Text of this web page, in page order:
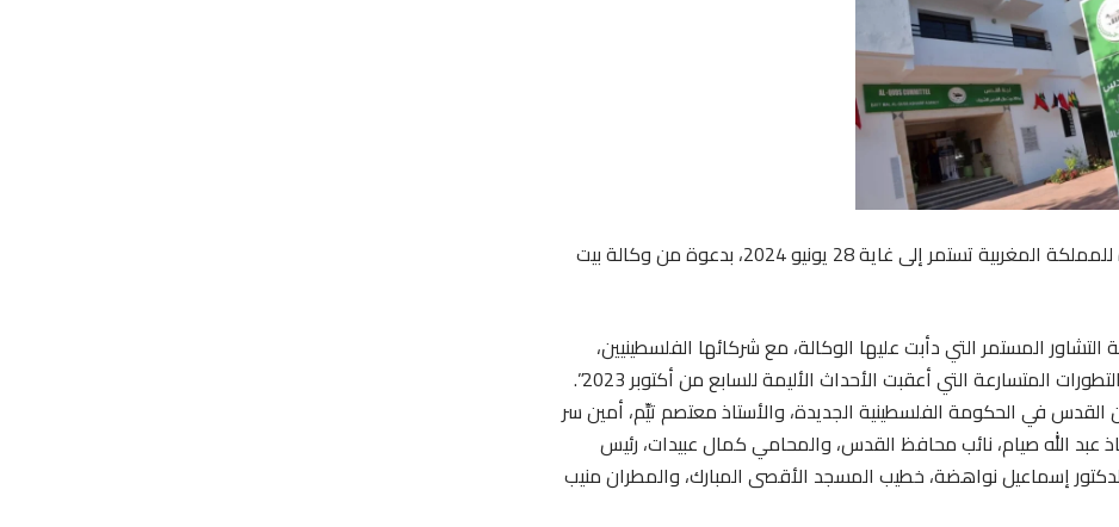
يبدأ وفد فلسطيني، يوم الاثنين 24 يونيو 2024، زيارة للمملكة المغربية تستمر إلى غاية 28 يونيو 2024، بدعوة من وكالة بيت
المستمر التي دأبت عليها الوكالة، مع شركائها الفلسطينيين،
لترتيب أولويات تدخلاتها في القدس، لاسيما في ظل التطورات المتسارعة التي أعقبت الأحداث الأليمة للسابع من أكتوبر 2023”.
في الحكومة الفلسطينية الجديدة، والأستاذ معتصم تيِّم، أمين سر
عبد الله صيام، نائب محافظ القدس، والمحامي كمال عبيدات، رئيس
إسماعيل نواهضة، خطيب المسجد الأقصى المبارك، والمطران منيب